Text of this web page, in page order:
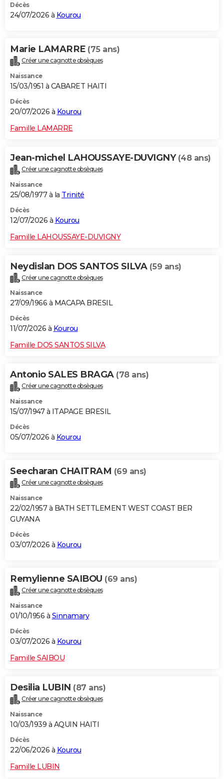
S'inscrire
Se connecter
Lycées
Collèges
Primaires
Universités
Entreprises
Service militaire
Avis de recherche
AVIS DE DÉCÈS
Bricolage
Lifestyle
Culture
Sport
Auto
Television
Voyage
Cinema
Décès
24/07/2026 à Kourou
Marie LAMARRE (75 ans)
Créer une cagnotte obsèques
Naissance
15/03/1951 à CABARET HAITI
Décès
20/07/2026 à Kourou
Famille LAMARRE
Jean-michel LAHOUSSAYE-DUVIGNY (48 ans)
Créer une cagnotte obsèques
Naissance
25/08/1977 à la Trinité
Décès
12/07/2026 à Kourou
Famille LAHOUSSAYE-DUVIGNY
Neydislan DOS SANTOS SILVA (59 ans)
Créer une cagnotte obsèques
Naissance
27/09/1966 à MACAPA BRESIL
Décès
11/07/2026 à Kourou
Famille DOS SANTOS SILVA
Antonio SALES BRAGA (78 ans)
Créer une cagnotte obsèques
Naissance
15/07/1947 à ITAPAGE BRESIL
Décès
05/07/2026 à Kourou
Seecharan CHAITRAM (69 ans)
Créer une cagnotte obsèques
Naissance
22/02/1957 à BATH SETTLEMENT WEST COAST BER
GUYANA
Décès
03/07/2026 à Kourou
Remylienne SAIBOU (69 ans)
Créer une cagnotte obsèques
Naissance
01/10/1956 à Sinnamary
Décès
03/07/2026 à Kourou
Famille SAIBOU
Desilia LUBIN (87 ans)
Créer une cagnotte obsèques
Naissance
10/03/1939 à AQUIN HAITI
Décès
22/06/2026 à Kourou
Famille LUBIN